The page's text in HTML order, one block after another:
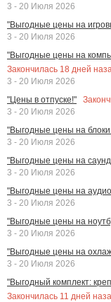
3 - 20 Июля 2026
"Выгодные цены на
3 - 20 Июля 2026
"Выгодные цены на
Закончилась 18 дней
3 - 20 Июля 2026
"Цены в отпуске!"
3 - 20 Июля 2026
"Выгодные цены на
3 - 20 Июля 2026
"Выгодные цены на
3 - 20 Июля 2026
"Выгодные цены на
3 - 20 Июля 2026
"Выгодные цены на
3 - 20 Июля 2026
"Выгодные цены на
3 - 20 Июля 2026
"Выгодный комплект:
Закончилась 11 дней